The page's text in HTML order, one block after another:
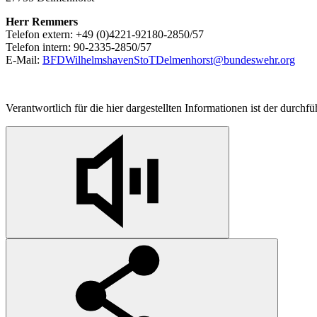
Herr Remmers
Telefon extern: +49 (0)4221-92180-2850/57
Telefon intern: 90-2335-2850/57
E-Mail: BFDWilhelmshavenStoTDelmenhorst@bundeswehr.org
Verantwortlich für die hier dargestellten Informationen ist der